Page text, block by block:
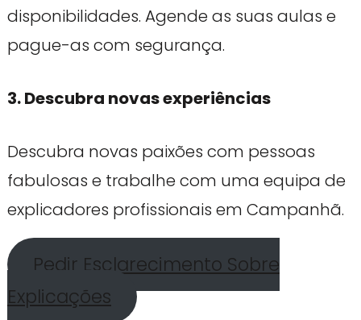
disponibilidades. Agende as suas aulas e
pague-as com segurança.
3. Descubra novas experiências
Descubra novas paixões com pessoas
fabulosas e trabalhe com uma equipa de
explicadores profissionais em Campanhã.
Pedir Esclarecimento Sobre
Explicações